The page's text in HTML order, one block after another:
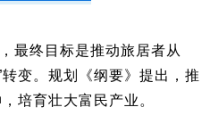
最终目标是推动旅居者从
转变。规划《纲要》提出，推
，培育壮大富民产业。